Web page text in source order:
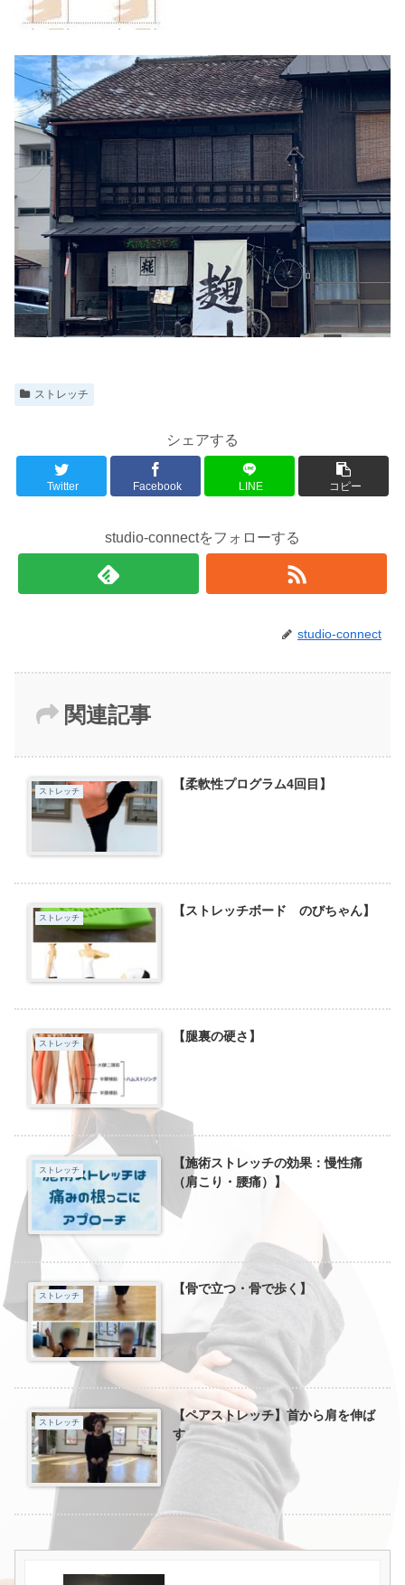
ストレッチ
シェアする
Twitter Facebook LINE コピー
studio-connectをフォローする
studio-connect
関連記事
ストレッチ 【柔軟性プログラム4回目】
ストレッチ 【ストレッチボード のびちゃん】
ストレッチ 【腿裏の硬さ】
ストレッチ
【施術ストレッチの効果：慢性痛
（肩こり・腰痛）】
ストレッチ 【骨で立つ・骨で歩く】
ストレッチ
【ペアストレッチ】首から肩を伸ば
す